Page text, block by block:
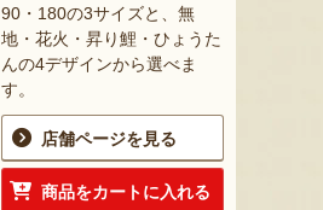
90・180の3サイズと、無
地・花火・昇り鯉・ひょうた
んの4デザインから選べま
す。
店舗ページを見る
商品をカートに入れる